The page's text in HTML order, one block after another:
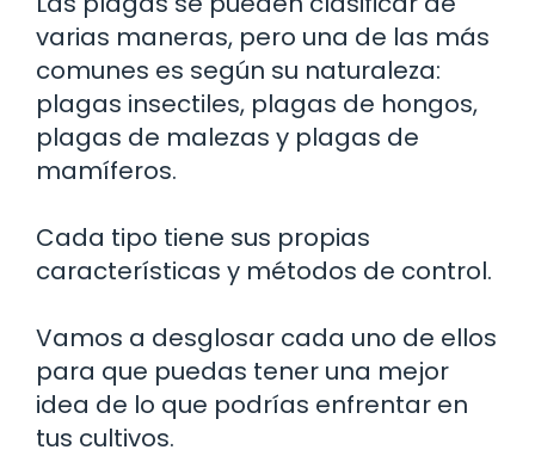
varias maneras, pero una de las más
comunes es según su naturaleza:
plagas insectiles, plagas de hongos,
plagas de malezas y plagas de
mamíferos.
Cada tipo tiene sus propias
características y métodos de control.
Vamos a desglosar cada uno de ellos
para que puedas tener una mejor
idea de lo que podrías enfrentar en
tus cultivos.